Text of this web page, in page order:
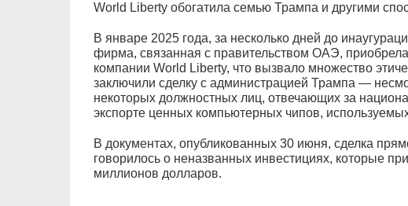
World Liberty обогатила семью Трампа и другими
В январе 2025 года, за несколько дней до
фирма, связанная с правительством ОАЭ,
компании World Liberty, что вызвало множество
заключили сделку с администрацией Трампа —
некоторых должностных лиц, отвечающих за
экспорте ценных компьютерных чипов,
В документах, опубликованных 30 июня, сделка
говорилось о неназванных инвестициях, которые
миллионов долларов.